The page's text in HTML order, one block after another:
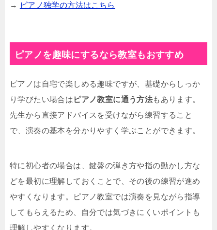
→
ピアノ独学の方法はこちら
ピアノを趣味にするなら教室もおすすめ
ピアノは自宅で楽しめる趣味ですが、基礎からしっか
り学びたい場合は ピアノ教室に通う方法もあります。
先生から直接アドバイスを受けながら練習すること
で、演奏の基本を分かりやすく学ぶことができます。
特に初心者の場合は、鍵盤の弾き方や指の動かし方な
どを最初に理解しておくことで、その後の練習が進め
やすくなります。ピアノ教室では演奏を見ながら指導
してもらえるため、自分では気づきにくいポイントも
理解しやすくなります。